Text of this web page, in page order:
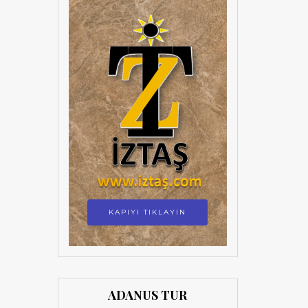
KAPIYI TIKLAYIN
ADANUS TUR